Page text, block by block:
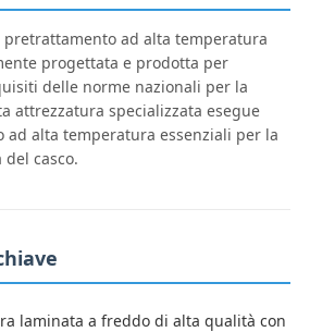
pretrattamento ad alta temperatura
progettata e prodotta per
delle norme nazionali per la
attrezzatura specializzata esegue
alta temperatura essenziali per la
casco.
laminata a freddo di alta qualità con